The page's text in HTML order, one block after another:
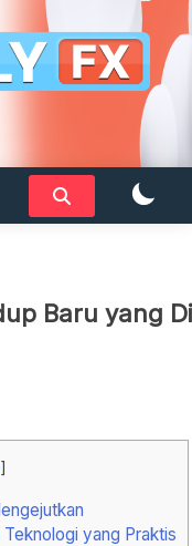
Baru yang
]
yang Praktis